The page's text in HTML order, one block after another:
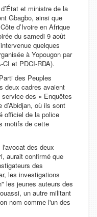
et ministre de la
Gbagbo, ainsi que
d’Ivoire en Afrique
du samedi 9 août
quelques
à Yopougon par
CI et PDCI-RDA).
des Peuples
deux cadres avaient
des « Enquêtes
où ils sont
officiel de la police
motifs de cette
des deux
aurait confirmé que
des
les investigations
les jeunes auteurs des
un autre militant
nom comme l'un des